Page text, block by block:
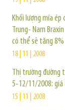
Khối lượng mía ép
Trung- Nam
có thể sẽ tăng 8%
18 | 11 | 2008
Thị trường đường
5-12/11/2008: giá
15 | 11 | 2008